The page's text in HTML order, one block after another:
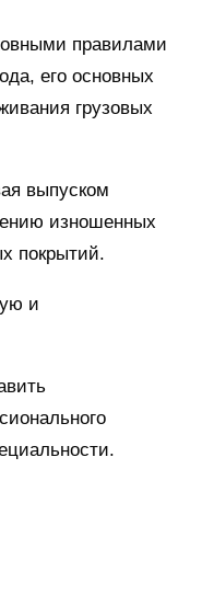
правилами
его основных
грузовых
выпуском
изношенных
покрытий.
и